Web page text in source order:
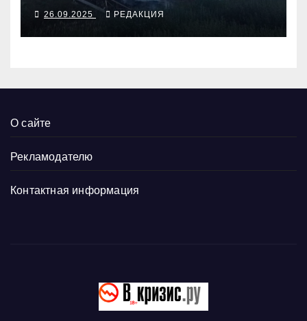
26.09.2025 РЕДАКЦИЯ
О сайте
Рекламодателю
Контактная информация